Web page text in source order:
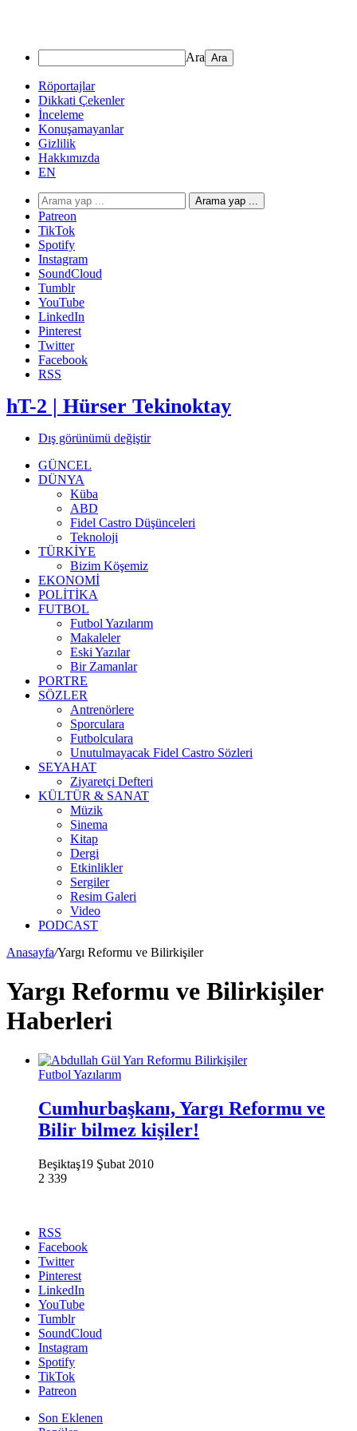
Ara
Röportajlar
Dikkati Çekenler
İnceleme
Konuşamayanlar
Gizlilik
Hakkımızda
EN
Arama yap ...
Patreon
TikTok
Spotify
Instagram
SoundCloud
Tumblr
YouTube
LinkedIn
Pinterest
Twitter
Facebook
RSS
hT-2 | Hürser Tekinoktay
Dış görünümü değiştir
GÜNCEL
DÜNYA
Küba
ABD
Fidel Castro Düşünceleri
Teknoloji
TÜRKİYE
Bizim Köşemiz
EKONOMİ
POLİTİKA
FUTBOL
Futbol Yazılarım
Makaleler
Eski Yazılar
Bir Zamanlar
PORTRE
SÖZLER
Antrenörlere
Sporculara
Futbolculara
Unutulmayacak Fidel Castro Sözleri
SEYAHAT
Ziyaretçi Defteri
KÜLTÜR & SANAT
Müzik
Sinema
Kitap
Dergi
Etkinlikler
Sergiler
Resim Galeri
Video
PODCAST
Anasayfa/Yargı Reformu ve Bilirkişiler
Yargı Reformu ve Bilirkişiler
Haberleri
Futbol Yazılarım
Cumhurbaşkanı, Yargı Reformu ve
Bilir bilmez kişiler!
Beşiktaş19 Şubat 2010
2 339
RSS
Facebook
Twitter
Pinterest
LinkedIn
YouTube
Tumblr
SoundCloud
Instagram
Spotify
TikTok
Patreon
Son Eklenen